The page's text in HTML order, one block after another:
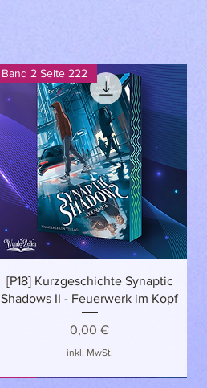
Schnellansicht
Band 2 Seite 222
[P18] Kurzgeschichte Synaptic
Shadows II - Feuerwerk im Kopf
Preis
0,00 €
inkl. MwSt.